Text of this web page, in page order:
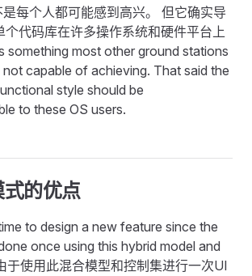
每个人都可能感到高兴。 但它确实导
个代码库在许多操作系统和硬件平台上
something most other ground stations
capable of achieving. That said the
style should be
to these OS users.
的优点
to design a new feature since the
once using this hybrid model and
于使用此混合模型和控制集进行一次UI